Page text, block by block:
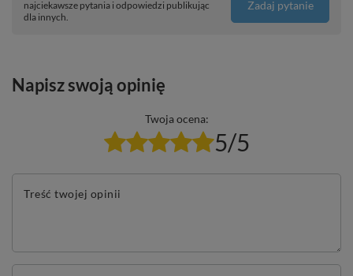
najciekawsze pytania i odpowiedzi publikując
dla innych.
Zadaj pytanie
Napisz swoją opinię
Twoja ocena:
5/5
Treść twojej opinii